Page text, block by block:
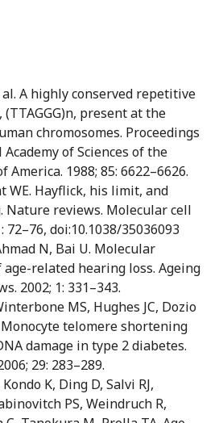
al. A highly conserved repetitive
(TTAGGG)n, present at the
chromosomes. Proceedings
of Sciences of the
America. 1988; 85: 6622–6626.
WE. Hayflick, his limit, and
Nature reviews. Molecular cell
72–76, doi:10.1038/35036093
N, Bai U. Molecular
age-related hearing loss. Ageing
2002; 1: 331–343.
MS, Hughes JC, Dozio
Monocyte telomere shortening
damage in type 2 diabetes.
29: 283–289.
Kondo K, Ding D, Salvi RJ,
PS, Weindruch R,